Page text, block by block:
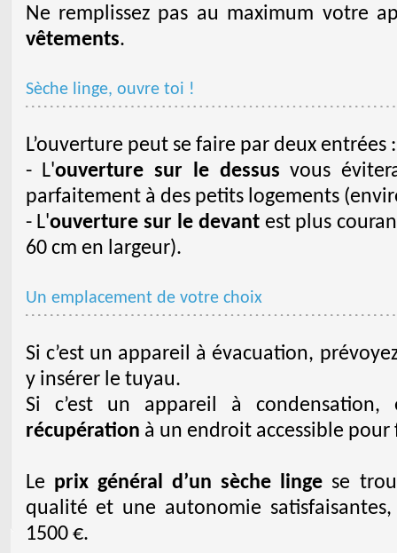
Ne remplissez pas au maximum votre
vêtements.
Sèche linge, ouvre toi !
L’ouverture peut se faire par deux entrées
- L'ouverture sur le dessus vous
parfaitement à des petits logements
- L'ouverture sur le devantest plus
60 cm en largeur).
Un emplacement de votre choix
Si c’est un appareil à évacuation,
y insérer le tuyau.
Si c’est un appareil à condensation,
récupération à un endroit accessible
Le prix général d’un sèche linge se
qualité et une autonomie
1500 €.